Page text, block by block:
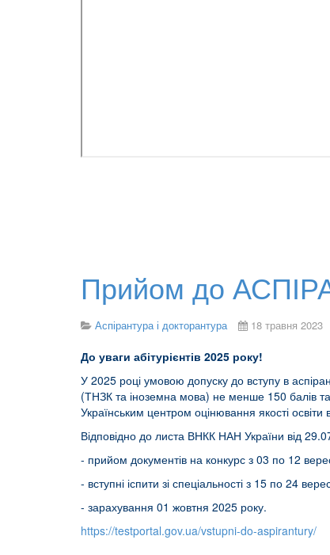
Прийом до
Аспірантура і докторантура 18 травня 2023
До уваги абітурієнтів 2025 року!
У 2025 році умовою допуску до вступу в
(ТНЗК та іноземна мова) не менше 150 балів та
Українським центром оцінювання якості освіти
Відповідно до листа ВНКК НАН України від
- прийом документів на конкурс з 03 по 12
- вступні іспити зі спеціальності з 15 по 24
- зарахування 01 жовтня 2025 року.
https://testportal.gov.ua/vstupni-do-aspirantury/